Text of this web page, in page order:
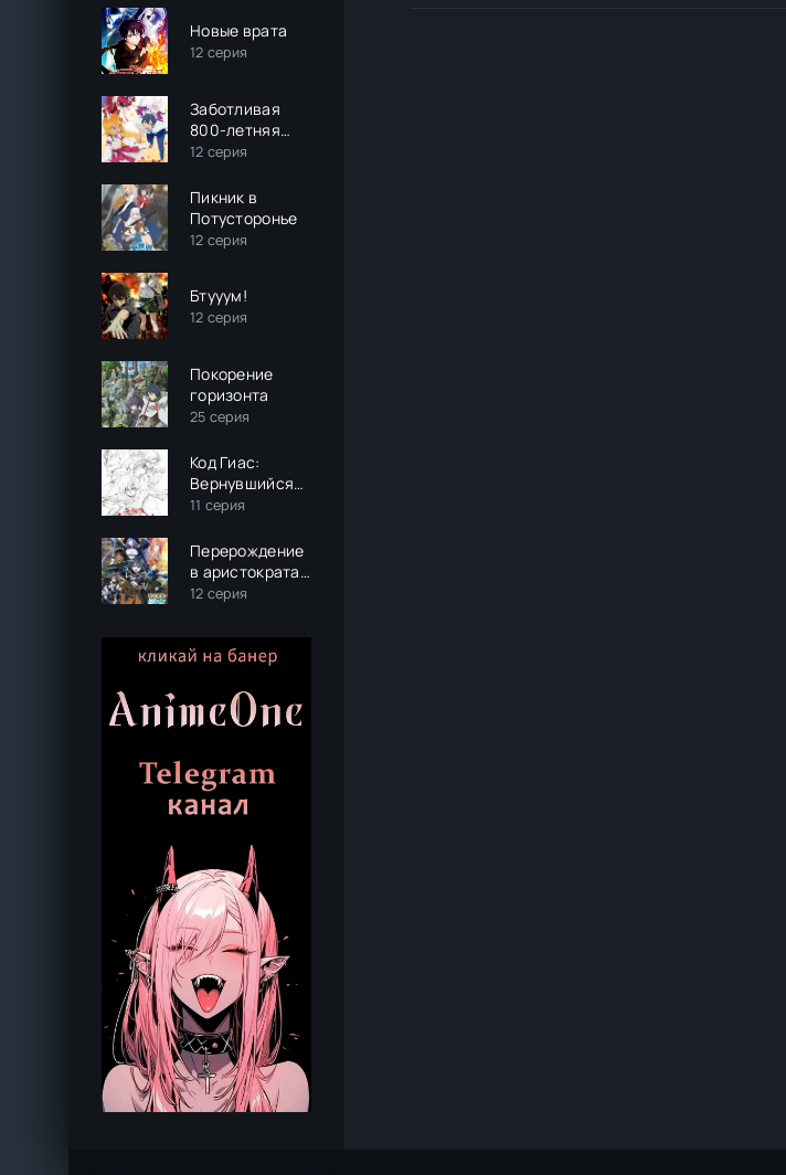
Новые врата
12 серия
Заботливая
800-летняя
жена!
12 серия
Пикник в
Потусторонье
12 серия
Бтууум!
12 серия
Покорение
горизонта
25 серия
Код Гиас:
Вернувшийся
Розе
11 серия
Перерождение
в аристократа
со
анализа 2
сезон
12 серия